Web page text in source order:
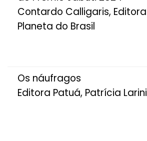
Contardo Calligaris, Editora
Planeta do Brasil
Os náufragos
Editora Patuá, Patrícia Larini